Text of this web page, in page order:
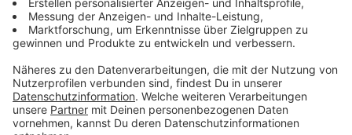
Du möchtest uns etwas sagen?
Studio Hotline